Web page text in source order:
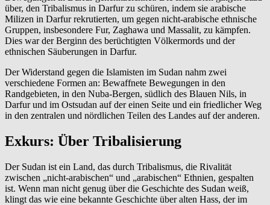
über, den Tribalismus in Darfur zu schüren, indem sie arabische
Milizen in Darfur rekrutierten, um gegen nicht-arabische ethnische
Gruppen, insbesondere Fur, Zaghawa und Massalit, zu kämpfen.
Dies war der Berginn des berüchtigten Völkermords und der
ethnischen Säuberungen in Darfur.
Der Widerstand gegen die Islamisten im Sudan nahm zwei
verschiedene Formen an: Bewaffnete Bewegungen in den
Randgebieten, in den Nuba-Bergen, südlich des Blauen Nils, in
Darfur und im Ostsudan auf der einen Seite und ein friedlicher Weg
in den zentralen und nördlichen Teilen des Landes auf der anderen.
Exkurs: Über Tribalisierung
Der Sudan ist ein Land, das durch Tribalismus, die Rivalität
zwischen „nicht-arabischen“ und „arabischen“ Ethnien, gespalten
ist. Wenn man nicht genug über die Geschichte des Sudan weiß,
klingt das wie eine bekannte Geschichte über alten Hass, der im